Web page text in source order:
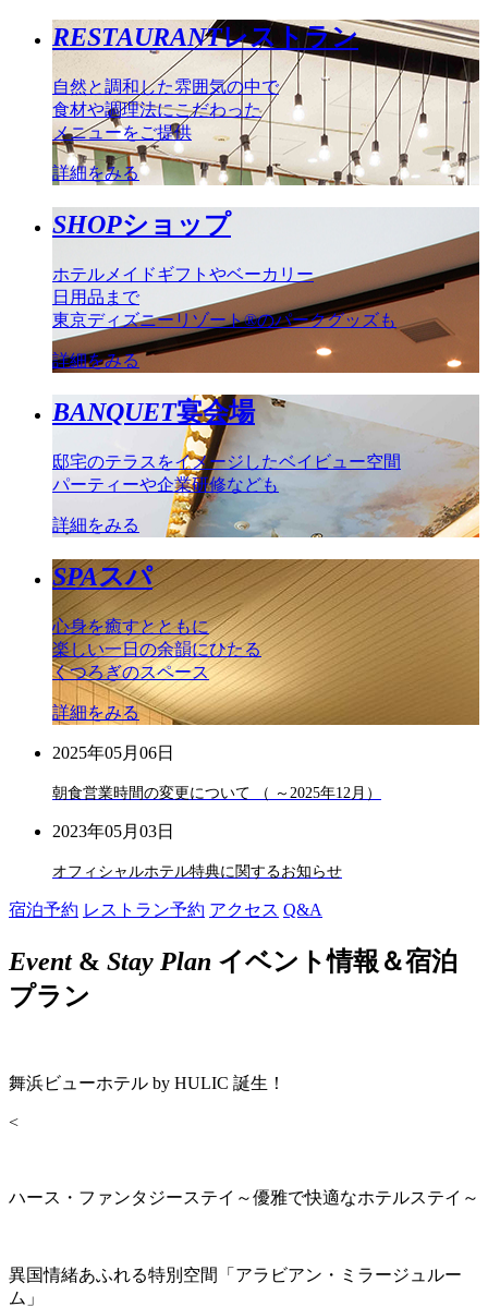
RESTAURANTレストラン
自然と調和した雰囲気の中で
食材や調理法にこだわった
メニューをご提供
詳細をみる
SHOPショップ
ホテルメイドギフトやベーカリー
日用品まで
東京ディズニーリゾート®のパークグッズも
詳細をみる
BANQUET宴会場
邸宅のテラスをイメージしたベイビュー空間
パーティーや企業研修なども
詳細をみる
SPAスパ
心身を癒すとともに
楽しい一日の余韻にひたる
くつろぎのスペース
詳細をみる
2025年05月06日
朝食営業時間の変更について （ ～2025年12月）
2023年05月03日
オフィシャルホテル特典に関するお知らせ
宿泊予約 レストラン予約 アクセス Q&A
Event& Stay Plan イベント情報＆宿泊
プラン
舞浜ビューホテル by HULIC 誕生！
<
ハース・ファンタジーステイ～優雅で快適なホテルステイ～
異国情緒あふれる特別空間「アラビアン・ミラージュルー
ム」